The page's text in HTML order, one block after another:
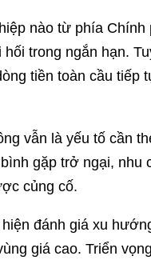
nào từ phía Chính
trong ngắn hạn.
tiền toàn cầu tiếp
vẫn là yếu tố cần
gặp trở ngại, nhu
củng cố.
đánh giá xu
giá cao. Triển